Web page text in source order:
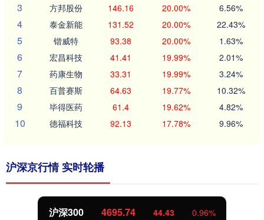
3 方邦股份 146.16 20.00% 6.56%
4 泰金新能 131.52 20.00% 22.43%
5 锴威特 93.38 20.00% 1.63%
6 宏昌科技 41.41 19.99% 2.01%
7 药康生物 33.31 19.99% 3.24%
8 百普赛斯 64.63 19.77% 10.32%
9 毕得医药 61.4 19.62% 4.82%
10 德福科技 92.13 17.78% 9.96%
沪深京行情 实时轮播
沪深300 4695.74 44.43 0.96%